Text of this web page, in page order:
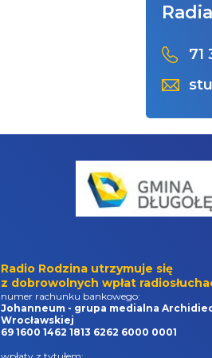
71
Radio Rodzina utrzymuje się
z dobrowolnych wpłat
numer rachunku bankowego:
Johanneum - grupa medialna
Wrocławskiej
69 1600 1462 1813 6262 6000 0001